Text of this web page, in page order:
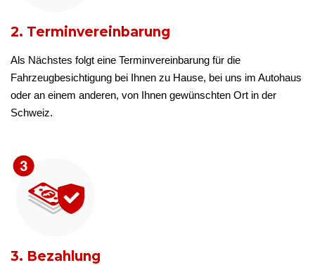
2. Terminvereinbarung
Als Nächstes folgt eine Terminvereinbarung für die
Fahrzeugbesichtigung bei Ihnen zu Hause, bei uns im Autohaus
oder an einem anderen, von Ihnen gewünschten Ort in der
Schweiz.
3. Bezahlung